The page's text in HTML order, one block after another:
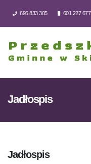
695 833 305 601 227 677
Jadłospis
Jadłospis